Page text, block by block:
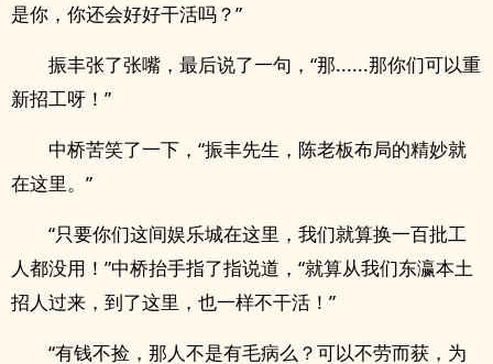
是你，你还会好好干活吗？”
振丰张了张嘴，最后说了一句，“那......那你们可以重
新招工呀！”
中桥苦笑了一下，“振丰先生，陈老板布局的精妙就
在这里。”
“只要你们这间娱乐城在这里，我们就算换一百批工
人都没用！”中桥抬手指了指说道，“就算从我们东瀛本土
招人过来，到了这里，也一样不干活！”
“有钱不捡，那人不是有毛病么？可以不劳而获，为